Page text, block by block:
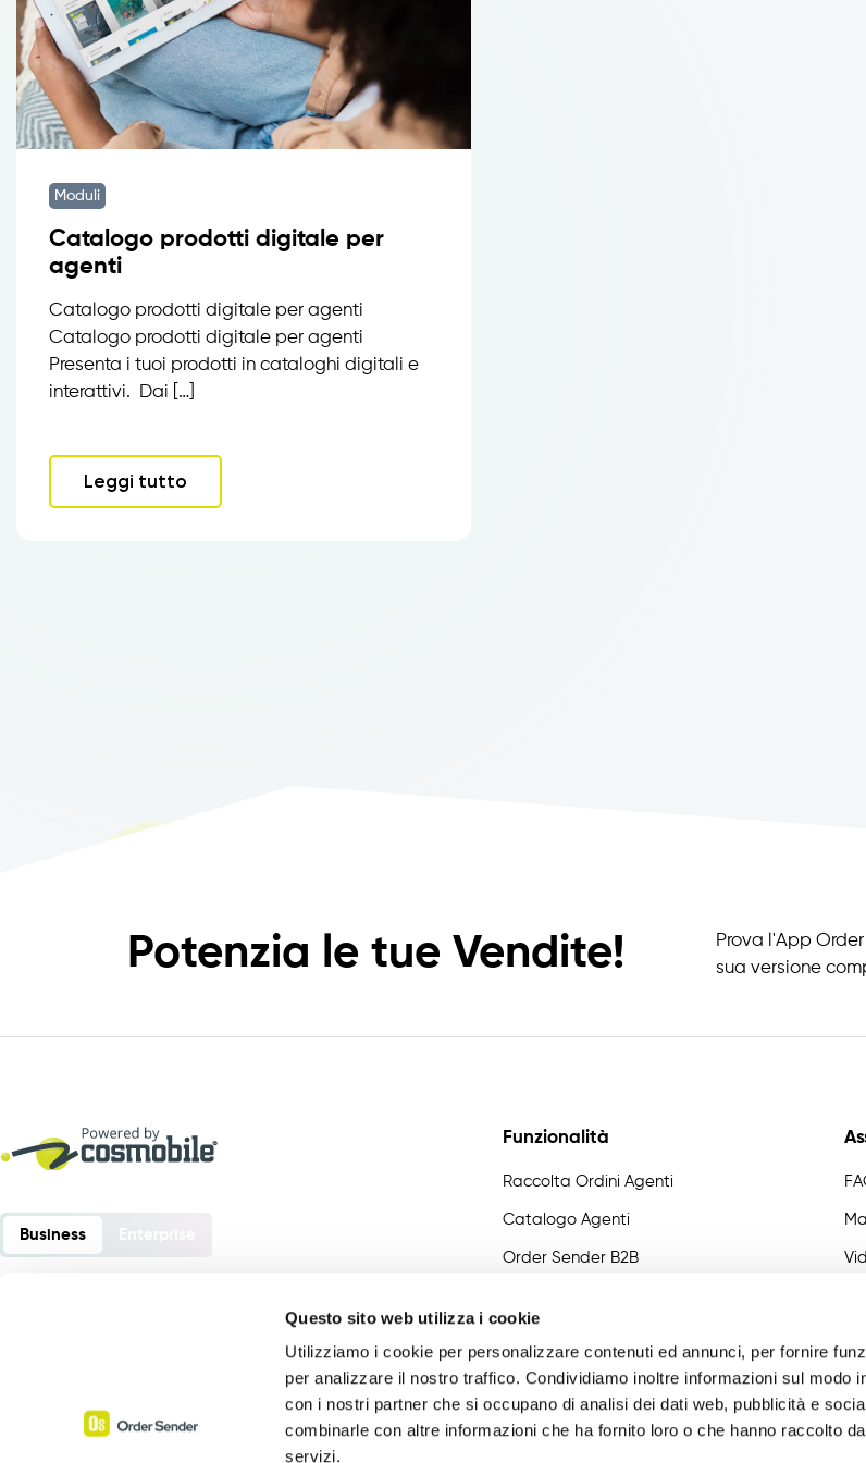
Questo sito web utilizza i cookie
Utilizziamo i cookie per personalizzare contenuti ed annunci, per fornire
per analizzare il nostro traffico. Condividiamo inoltre informazioni sul modo
con i nostri partner che si occupano di analisi dei dati web, pubblicità e
combinarle con altre informazioni che ha fornito loro o che hanno raccolto
servizi.
Moduli
Catalogo prodotti digitale per
agenti
Catalogo prodotti digitale per agenti
Catalogo prodotti digitale per agenti
Presenta i tuoi prodotti in cataloghi digitali e
interattivi. Dai […]
Leggi tutto
Potenzia le tue Vendite!
Prova l'App
sua versione
Business
Order Sender è un software sviluppato da:
Via Europa 6 – 40061 Minerbio (BO) – Italia
Funzionalità
Raccolta Ordini Agenti
Catalogo Agenti
Order Sender B2B
Anagrafiche Certificate
Provvigioni